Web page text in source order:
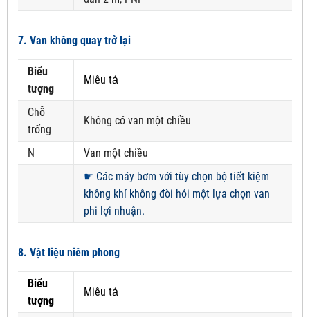
7. Van không quay trở lại
Biểu
tượng
Miêu tả
Chỗ
trống
Không có van một chiều
N
Van một chiều
☛ Các máy bơm với tùy chọn bộ tiết kiệm
không khí không đòi hỏi một lựa chọn van
phi lợi nhuận.
8. Vật liệu niêm phong
Biểu
tượng
Miêu tả